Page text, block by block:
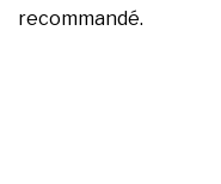
recommandé.